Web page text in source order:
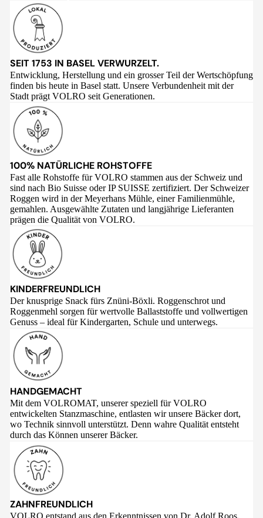
SEIT 1753 IN BASEL VERWURZELT.
Entwicklung, Herstellung und ein grosser Teil der Wertschöpfung
finden bis heute in Basel statt. Unsere Verbundenheit mit der
Stadt prägt VOLRO seit Generationen.
100% NATÜRLICHE ROHSTOFFE
Fast alle Rohstoffe für VOLRO stammen aus der Schweiz und
sind nach Bio Suisse oder IP SUISSE zertifiziert. Der Schweizer
Roggen wird in der Meyerhans Mühle, einer Familienmühle,
gemahlen. Ausgewählte Zutaten und langjährige Lieferanten
prägen die Qualität von VOLRO.
KINDERFREUNDLICH
Der knusprige Snack fürs Znüni-Böxli. Roggenschrot und
Roggenmehl sorgen für wertvolle Ballaststoffe und vollwertigen
Genuss – ideal für Kindergarten, Schule und unterwegs.
HANDGEMACHT
Mit dem VOLROMAT, unserer speziell für VOLRO
entwickelten Stanzmaschine, entlasten wir unsere Bäcker dort,
wo Technik sinnvoll unterstützt. Denn wahre Qualität entsteht
durch das Können unserer Bäcker.
ZAHNFREUNDLICH
VOLRO entstand aus den Erkenntnissen von Dr. Adolf Roos,